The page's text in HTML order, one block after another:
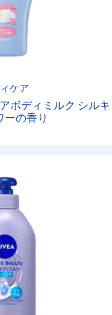
ケア
ボディミルク シルキ
ーの香り